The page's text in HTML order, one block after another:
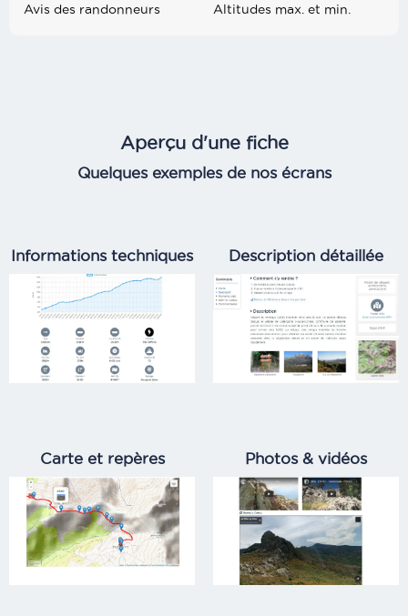
Avis des randonneurs
Altitudes max. et min.
Aperçu d'une fiche
Quelques exemples de nos écrans
Informations techniques Description détaillée
Carte et repères Photos & vidéos